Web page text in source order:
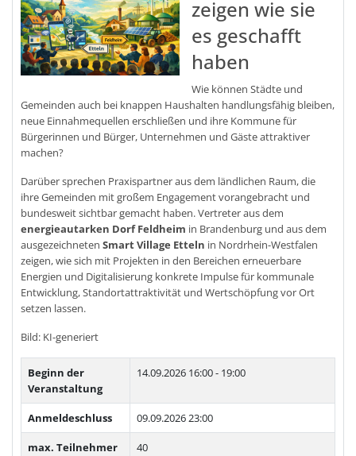
zeigen wie sie
es geschafft
haben
Wie können Städte und
Gemeinden auch bei knappen Haushalten handlungsfähig bleiben,
neue Einnahmequellen erschließen und ihre Kommune für
Bürgerinnen und Bürger, Unternehmen und Gäste attraktiver
machen?
Darüber sprechen Praxispartner aus dem ländlichen Raum, die
ihre Gemeinden mit großem Engagement vorangebracht und
bundesweit sichtbar gemacht haben. Vertreter aus dem
energieautarken Dorf Feldheim in Brandenburg und aus dem
ausgezeichneten Smart Village Etteln in Nordrhein-Westfalen
zeigen, wie sich mit Projekten in den Bereichen erneuerbare
Energien und Digitalisierung konkrete Impulse für kommunale
Entwicklung, Standortattraktivität und Wertschöpfung vor Ort
setzen lassen.
Bild: KI-generiert
Beginn der
Veranstaltung
14.09.2026 16:00 - 19:00
Anmeldeschluss 09.09.2026 23:00
max. Teilnehmer 40